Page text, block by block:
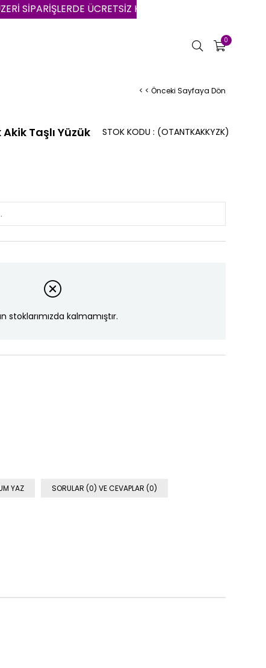
ÜCRETSİZ KARGO | VADE FARKSIZ 3 AYA
0
< < Önceki Sayfaya Dön
Taşlı Yüzük (OTANTKAKKYZK)
STOK KODU
stoklarımızda kalmamıştır.
YAZ SORULAR (0) VE CEVAPLAR (0)